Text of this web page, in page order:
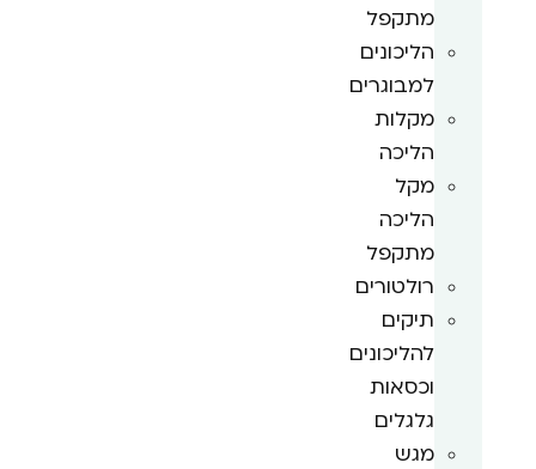
מתקפל
הליכונים
למבוגרים
מקלות
הליכה
מקל
הליכה
מתקפל
רולטורים
תיקים
להליכונים
וכסאות
גלגלים
מגש